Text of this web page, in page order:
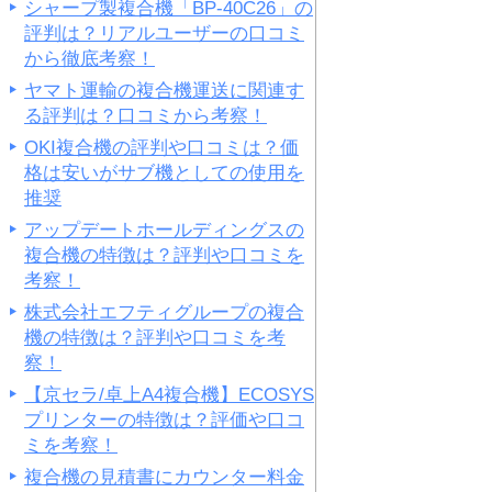
シャープ製複合機「BP-40C26」の
評判は？リアルユーザーの口コミ
から徹底考察！
ヤマト運輸の複合機運送に関連す
る評判は？口コミから考察！
OKI複合機の評判や口コミは？価
格は安いがサブ機としての使用を
推奨
アップデートホールディングスの
複合機の特徴は？評判や口コミを
考察！
株式会社エフティグループの複合
機の特徴は？評判や口コミを考
察！
【京セラ/卓上A4複合機】ECOSYS
プリンターの特徴は？評価や口コ
ミを考察！
複合機の見積書にカウンター料金